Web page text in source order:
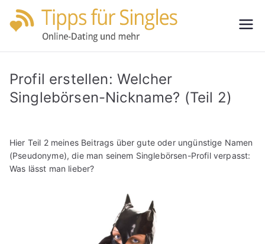
Zum
Inhalt
Single
s
Profil erstellen: Welcher
Singlebörsen-Nickname? (Teil 2)
Hier Teil 2 meines Beitrags über gute oder ungünstige Namen
(Pseudonyme), die man seinem Singlebörsen-Profil verpasst:
Was lässt man lieber?